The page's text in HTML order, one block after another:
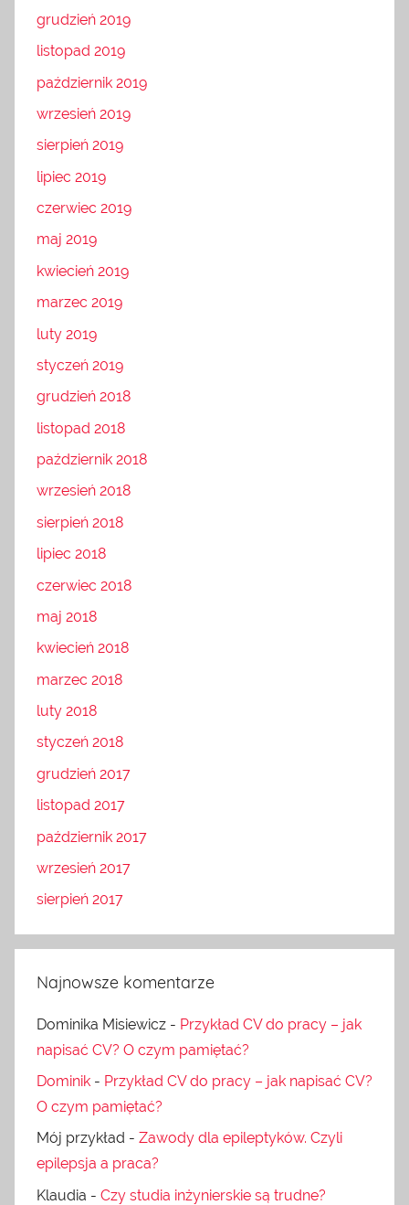
grudzień 2019
listopad 2019
październik 2019
wrzesień 2019
sierpień 2019
lipiec 2019
czerwiec 2019
maj 2019
kwiecień 2019
marzec 2019
luty 2019
styczeń 2019
grudzień 2018
listopad 2018
październik 2018
wrzesień 2018
sierpień 2018
lipiec 2018
czerwiec 2018
maj 2018
kwiecień 2018
marzec 2018
luty 2018
styczeń 2018
grudzień 2017
listopad 2017
październik 2017
wrzesień 2017
sierpień 2017
Najnowsze komentarze
Dominika Misiewicz - Przykład CV do pracy – jak
napisać CV? O czym pamiętać?
Dominik - Przykład CV do pracy – jak napisać CV?
O czym pamiętać?
Mój przykład - Zawody dla epileptyków. Czyli
epilepsja a praca?
Klaudia - Czy studia inżynierskie są trudne?